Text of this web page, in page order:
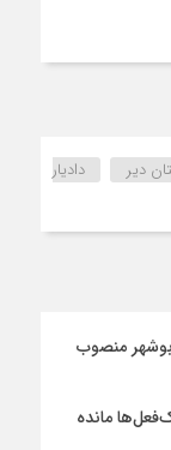
دیر
دادیار
منصوب
مانده